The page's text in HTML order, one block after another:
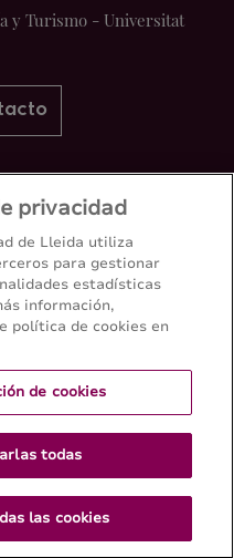
y Turismo - Universitat
privacidad
de Lleida utiliza
para gestionar
estadísticas
información,
política de cookies en
de cookies
todas
las cookies